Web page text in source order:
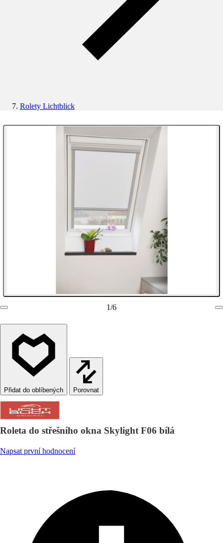
Rolety Lichtblick
1/6
Porovnat
Roleta do střešního okna Skylight F06 bílá
Napsat první hodnocení